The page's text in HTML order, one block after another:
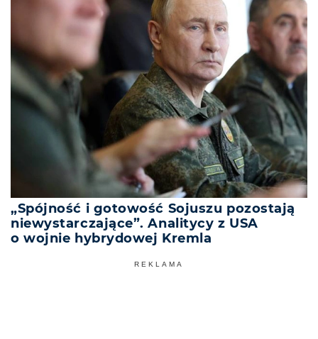
„Spójność i gotowość Sojuszu pozostają
niewystarczające”. Analitycy z USA
o wojnie hybrydowej Kremla
REKLAMA